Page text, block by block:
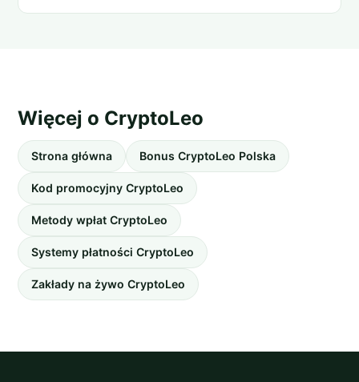
Więcej o CryptoLeo
Strona główna Bonus CryptoLeo Polska
Kod promocyjny CryptoLeo
Metody wpłat CryptoLeo
Systemy płatności CryptoLeo
Zakłady na żywo CryptoLeo